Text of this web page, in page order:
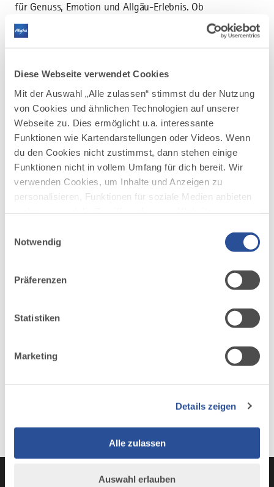
Diese Webseite verwendet Cookies
Mit der Auswahl „Alle zulassen“ stimmst du der Nutzung
von Cookies und ähnlichen Technologien auf unserer
Webseite zu. Dies ermöglicht u.a. interessante
Funktionen wie Kartendarstellungen oder Videos. Wenn
du den Cookies nicht zustimmst, dann stehen einige
Funktionen nicht in vollem Umfang für dich bereit. Wir
verwenden Cookies, um Inhalte und Anzeigen zu
personalisieren, Funktionen für soziale Medien anbieten
deiner Verwendung unserer Website an unsere Partner
möglicherweise mit weiteren Daten zusammen, die du
Nutzung der Dienste gesammelt haben.
Notwendig
Präferenzen
Statistiken
Marketing
Details zeigen
Alle zulassen
Auswahl erlauben
für Genuss, Emotion und Allgäu-Erlebnis. Ob
Klassiker, Bügelspezialitäten oder
Saisongenuss – wir bieten für jeden
Geschmack das Passende.
unvergessliche Ballonfahrten gewinnen!
Heben Sie ab vom Alltag im Allgäuer Büble
Bier Ballon und schweben Sie über die
beeindruckenden Landschaften des Allgäus.
www.allgaeuer-brauhaus.de